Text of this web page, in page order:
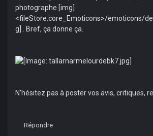
photographe [img]
<fileStore.core_Emoticons>/emoticons/
g] . Bref, ça donne ça.
N'hésitez pas à poster vos avis, critiques,
Répondre